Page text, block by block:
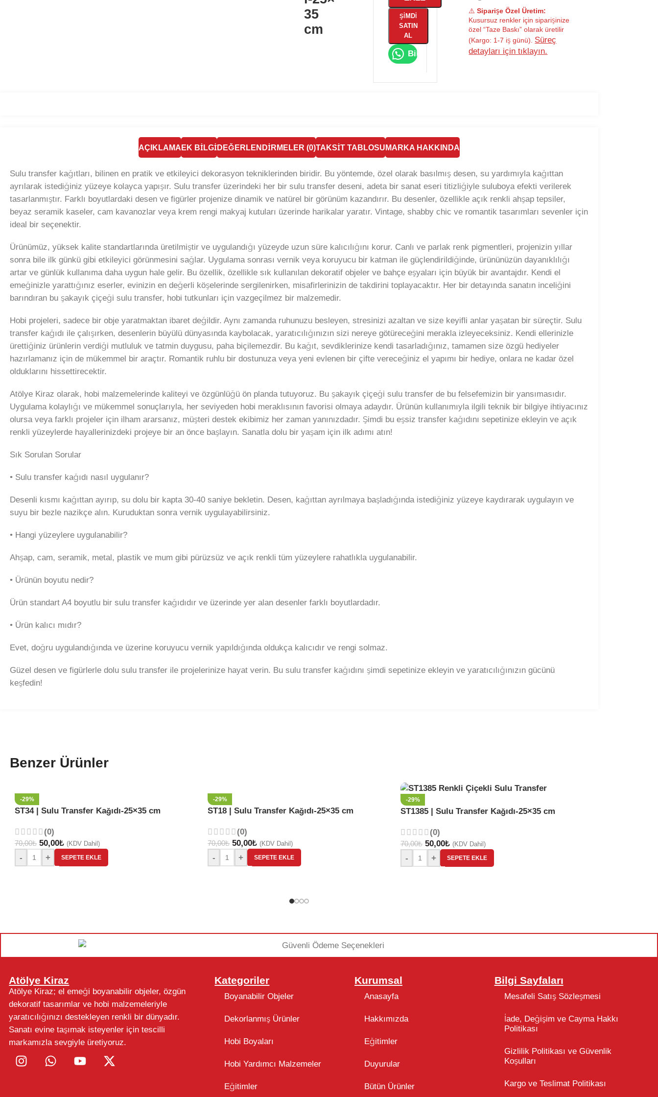
35
cm
ŞIMDI
SATIN
AL
Bilgi Al
⚠️Siparişe Özel Üretim:
Kusursuz renkler için siparişinize
özel “Taze Baskı” olarak üretilir
(Kargo: 1-7 iş günü). Süreç
detayları için tıklayın.
AÇIKLAMA EK BILGIDEĞERLENDIRMELER (0)TAKSIT TABLOSU MARKA HAKKINDA
Sulu transfer kağıtları, bilinen en pratik ve etkileyici dekorasyon tekniklerinden biridir. Bu yöntemde, özel olarak basılmış desen, su yardımıyla kağıttan
ayrılarak istediğiniz yüzeye kolayca yapışır. Sulu transfer üzerindeki her bir sulu transfer deseni, adeta bir sanat eseri titizliğiyle suluboya efekti verilerek
tasarlanmıştır. Farklı boyutlardaki desen ve figürler projenize dinamik ve natürel bir görünüm kazandırır. Bu desenler, özellikle açık renkli ahşap tepsiler,
beyaz seramik kaseler, cam kavanozlar veya krem rengi makyaj kutuları üzerinde harikalar yaratır. Vintage, shabby chic ve romantik tasarımları sevenler için
ideal bir seçenektir.
Ürünümüz, yüksek kalite standartlarında üretilmiştir ve uygulandığı yüzeyde uzun süre kalıcılığını korur. Canlı ve parlak renk pigmentleri, projenizin yıllar
sonra bile ilk günkü gibi etkileyici görünmesini sağlar. Uygulama sonrası vernik veya koruyucu bir katman ile güçlendirildiğinde, ürününüzün dayanıklılığı
artar ve günlük kullanıma daha uygun hale gelir. Bu özellik, özellikle sık kullanılan dekoratif objeler ve bahçe eşyaları için büyük bir avantajdır. Kendi el
emeğinizle yarattığınız eserler, evinizin en değerli köşelerinde sergilenirken, misafirlerinizin de takdirini toplayacaktır. Her bir detayında sanatın inceliğini
barındıran bu şakayık çiçeği sulu transfer, hobi tutkunları için vazgeçilmez bir malzemedir.
Hobi projeleri, sadece bir obje yaratmaktan ibaret değildir. Aynı zamanda ruhunuzu besleyen, stresinizi azaltan ve size keyifli anlar yaşatan bir süreçtir. Sulu
transfer kağıdı ile çalışırken, desenlerin büyülü dünyasında kaybolacak, yaratıcılığınızın sizi nereye götüreceğini merakla izleyeceksiniz. Kendi ellerinizle
ürettiğiniz ürünlerin verdiği mutluluk ve tatmin duygusu, paha biçilemezdir. Bu kağıt, sevdiklerinize kendi tasarladığınız, tamamen size özgü hediyeler
hazırlamanız için de mükemmel bir araçtır. Romantik ruhlu bir dostunuza veya yeni evlenen bir çifte vereceğiniz el yapımı bir hediye, onlara ne kadar özel
olduklarını hissettirecektir.
Atölye Kiraz olarak, hobi malzemelerinde kaliteyi ve özgünlüğü ön planda tutuyoruz. Bu şakayık çiçeği sulu transfer de bu felsefemizin bir yansımasıdır.
Uygulama kolaylığı ve mükemmel sonuçlarıyla, her seviyeden hobi meraklısının favorisi olmaya adaydır. Ürünün kullanımıyla ilgili teknik bir bilgiye ihtiyacınız
olursa veya farklı projeler için ilham ararsanız, müşteri destek ekibimiz her zaman yanınızdadır. Şimdi bu eşsiz transfer kağıdını sepetinize ekleyin ve açık
renkli yüzeylerde hayallerinizdeki projeye bir an önce başlayın. Sanatla dolu bir yaşam için ilk adımı atın!
Sık Sorulan Sorular
• Sulu transfer kağıdı nasıl uygulanır?
Desenli kısmı kağıttan ayırıp, su dolu bir kapta 30-40 saniye bekletin. Desen, kağıttan ayrılmaya başladığında istediğiniz yüzeye kaydırarak uygulayın ve
suyu bir bezle nazikçe alın. Kuruduktan sonra vernik uygulayabilirsiniz.
• Hangi yüzeylere uygulanabilir?
Ahşap, cam, seramik, metal, plastik ve mum gibi pürüzsüz ve açık renkli tüm yüzeylere rahatlıkla uygulanabilir.
• Ürünün boyutu nedir?
Ürün standart A4 boyutlu bir sulu transfer kağıdıdır ve üzerinde yer alan desenler farklı boyutlardadır.
• Ürün kalıcı mıdır?
Evet, doğru uygulandığında ve üzerine koruyucu vernik yapıldığında oldukça kalıcıdır ve rengi solmaz.
Güzel desen ve figürlerle dolu sulu transfer ile projelerinize hayat verin. Bu sulu transfer kağıdını şimdi sepetinize ekleyin ve yaratıcılığınızın gücünü
keşfedin!
Benzer Ürünler
-29%
ST34 | Sulu Transfer Kağıdı-25×35 cm
(0)
70,00₺ 50,00₺ (KDV Dahil)
- + SEPETE EKLE
-29%
ST18 | Sulu Transfer Kağıdı-25×35 cm
(0)
70,00₺ 50,00₺ (KDV Dahil)
- + SEPETE EKLE
-29%
ST1385 | Sulu Transfer Kağıdı-25×35 cm
(0)
70,00₺ 50,00₺ (KDV Dahil)
- + SEPETE EKLE
Atölye Kiraz
Atölye Kiraz; el emeği boyanabilir objeler, özgün
dekoratif tasarımlar ve hobi malzemeleriyle
yaratıcılığınızı destekleyen renkli bir dünyadır.
Sanatı evine taşımak isteyenler için tescilli
markamızla sevgiyle üretiyoruz.
Kategoriler
Boyanabilir Objeler
Dekorlanmış Ürünler
Hobi Boyaları
Hobi Yardımcı Malzemeler
Eğitimler
Kurumsal
Anasayfa
Hakkımızda
Eğitimler
Duyurular
Bütün Ürünler
Bilgi Sayfaları
Mesafeli Satış Sözleşmesi
İade, Değişim ve Cayma Hakkı
Politikası
Gizlilik Politikası ve Güvenlik
Koşulları
Kargo ve Teslimat Politikası